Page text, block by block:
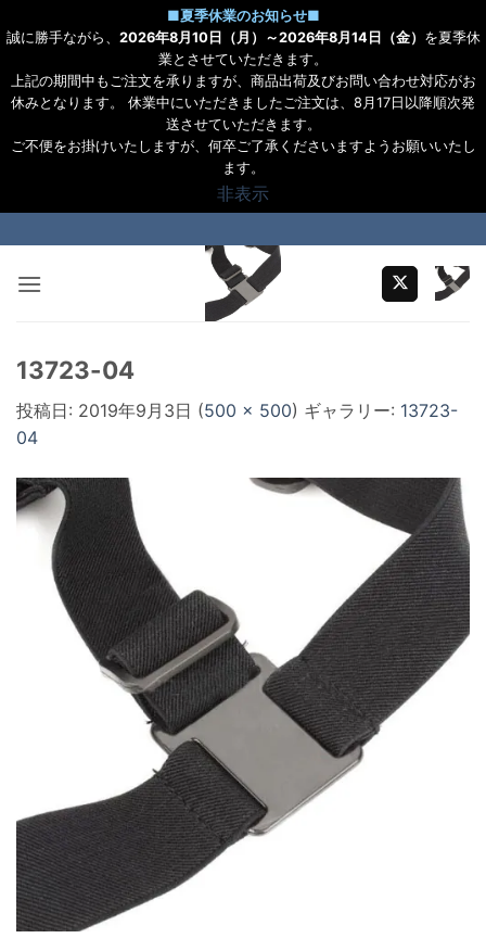
■夏季休業のお知らせ■
誠に勝手ながら、 2026年8月10日（月）～2026年8月14日（金） を夏季休
業とさせていただきます。
上記の期間中もご注文を承りますが、商品出荷及びお問い合わせ対応がお
休みとなります。 休業中にいただきましたご注文は、8月17日以降順次発
送させていただきます。
ご不便をお掛けいたしますが、何卒ご了承くださいますようお願いいたし
ます。
非表示
to
content
13723-04
投稿日: 2019年9月3日 (500 × 500) ギャラリー: 13723-
04